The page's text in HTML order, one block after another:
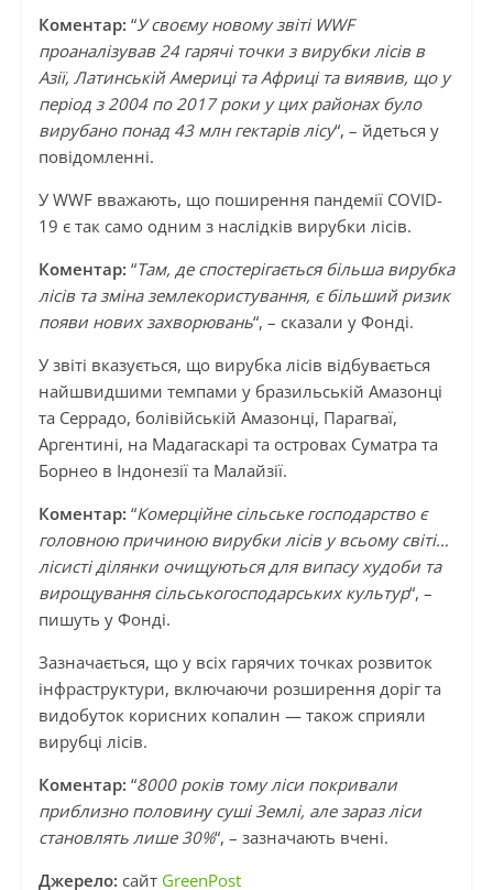
Коментар: “У своєму новому звіті WWF
проаналізував 24 гарячі точки з вирубки лісів в
Азії, Латинській Америці та Африці та виявив, що у
період з 2004 по 2017 роки у цих районах було
вирубано понад 43 млн гектарів лісу“, – йдеться у
повідомленні.
У WWF вважають, що поширення пандемії COVID-
19 є так само одним з наслідків вирубки лісів.
Коментар: “Там, де спостерігається більша вирубка
лісів та зміна землекористування, є більший ризик
появи нових захворювань“, – сказали у Фонді.
У звіті вказується, що вирубка лісів відбувається
найшвидшими темпами у бразильській Амазонці
та Серрадо, болівійській Амазонці, Парагваї,
Аргентині, на Мадагаскарі та островах Суматра та
Борнео в Індонезії та Малайзії.
Коментар: “Комерційне сільське господарство є
головною причиною вирубки лісів у всьому світі…
лісисті ділянки очищуються для випасу худоби та
вирощування сільськогосподарських культур“, –
пишуть у Фонді.
Зазначається, що у всіх гарячих точках розвиток
інфраструктури, включаючи розширення доріг та
видобуток корисних копалин — також сприяли
вирубці лісів.
Коментар: “8000 років тому ліси покривали
приблизно половину суші Землі, але зараз ліси
становлять лише 30%“, – зазначають вчені.
Джерело: сайт GreenPost